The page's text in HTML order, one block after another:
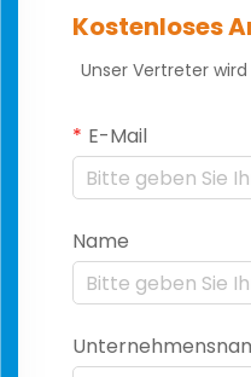
Kostenloses
Unser Vertreter
E-Mail
Name